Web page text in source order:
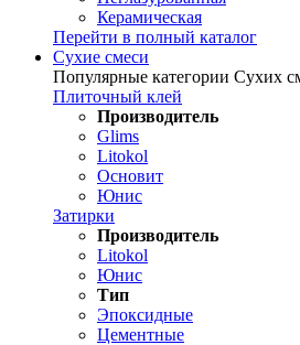
Керамическая
Перейти в полный каталог
Сухие смеси
Популярные категории Сухих
Плиточный клей
Производитель
Glims
Litokol
Основит
Юнис
Затирки
Производитель
Litokol
Юнис
Тип
Эпоксидные
Цементные